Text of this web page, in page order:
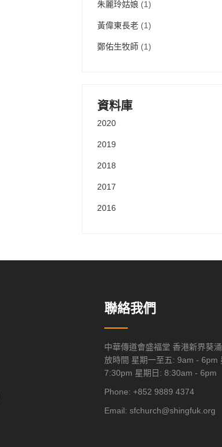
朱麗玲姑娘 (1)
黃偉東長老 (1)
鄭佑生牧師 (1)
資料庫
2020
2019
2018
2017
2016
聯絡我們
中華傳道會盛福堂 香港新界葵
放時間 星期一至五: 9am - 6pm
7:30pm 星期日: 8:30am - 6pm
Phone: +852 9889 4374
Email: sfchurch@shingfuk.org